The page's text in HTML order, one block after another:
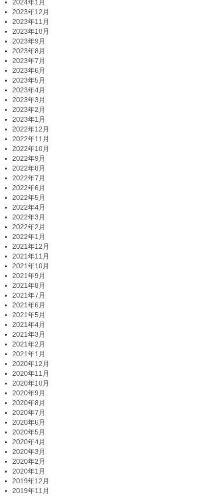
2024年1月
2023年12月
2023年11月
2023年10月
2023年9月
2023年8月
2023年7月
2023年6月
2023年5月
2023年4月
2023年3月
2023年2月
2023年1月
2022年12月
2022年11月
2022年10月
2022年9月
2022年8月
2022年7月
2022年6月
2022年5月
2022年4月
2022年3月
2022年2月
2022年1月
2021年12月
2021年11月
2021年10月
2021年9月
2021年8月
2021年7月
2021年6月
2021年5月
2021年4月
2021年3月
2021年2月
2021年1月
2020年12月
2020年11月
2020年10月
2020年9月
2020年8月
2020年7月
2020年6月
2020年5月
2020年4月
2020年3月
2020年2月
2020年1月
2019年12月
2019年11月